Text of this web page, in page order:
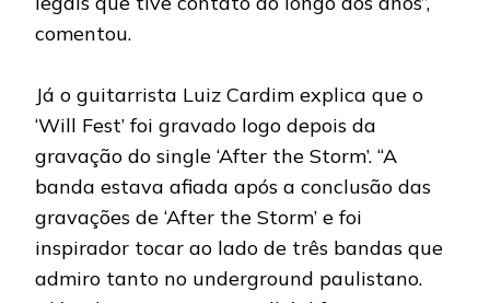
comentou.
Já o guitarrista Luiz Cardim explica que o
‘Will Fest’ foi gravado logo depois da
gravação do single ‘After the Storm’. “A
banda estava afiada após a conclusão das
gravações de ‘After the Storm’ e foi
inspirador tocar ao lado de três bandas que
admiro tanto no underground paulistano.